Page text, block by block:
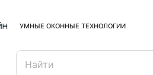
УМНЫЕ ОКОННЫЕ ТЕХНОЛОГИИ